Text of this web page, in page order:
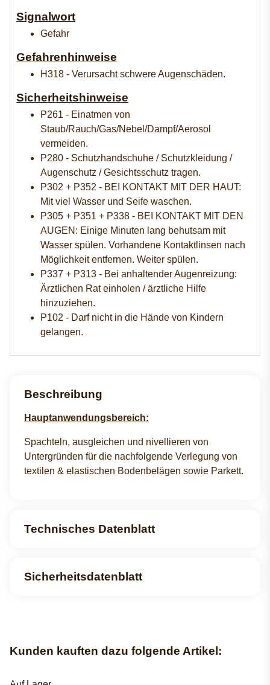
Signalwort
Gefahr
Gefahrenhinweise
H318 - Verursacht schwere Augenschäden.
Sicherheitshinweise
P261 - Einatmen von
Staub/Rauch/Gas/Nebel/Dampf/Aerosol
vermeiden.
P280 - Schutzhandschuhe / Schutzkleidung /
Augenschutz / Gesichtsschutz tragen.
P302 + P352 - BEI KONTAKT MIT DER HAUT:
Mit viel Wasser und Seife waschen.
P305 + P351 + P338 - BEI KONTAKT MIT DEN
AUGEN: Einige Minuten lang behutsam mit
Wasser spülen. Vorhandene Kontaktlinsen nach
Möglichkeit entfernen. Weiter spülen.
P337 + P313 - Bei anhaltender Augenreizung:
Ärztlichen Rat einholen / ärztliche Hilfe
hinzuziehen.
P102 - Darf nicht in die Hände von Kindern
gelangen.
Beschreibung
Hauptanwendungsbereich:
Spachteln, ausgleichen und nivellieren von
Untergründen für die nachfolgende Verlegung von
textilen & elastischen Bodenbelägen sowie Parkett.
Technisches Datenblatt
Sicherheitsdatenblatt
Kunden kauften dazu folgende Artikel: